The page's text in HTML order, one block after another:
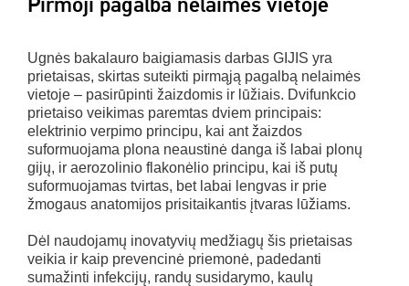
Ugnės bakalauro baigiamasis darbas GIJIS yra
prietaisas, skirtas suteikti pirmąją pagalbą nelaimės
vietoje – pasirūpinti žaizdomis ir lūžiais. Dvifunkcio
prietaiso veikimas paremtas dviem principais:
elektrinio verpimo principu, kai ant žaizdos
suformuojama plona neaustinė danga iš labai plonų
gijų, ir aerozolinio flakonėlio principu, kai iš putų
suformuojamas tvirtas, bet labai lengvas ir prie
žmogaus anatomijos prisitaikantis įtvaras lūžiams.
Dėl naudojamų inovatyvių medžiagų šis prietaisas
veikia ir kaip prevencinė priemonė, padedanti
sumažinti infekcijų, randų susidarymo, kaulų